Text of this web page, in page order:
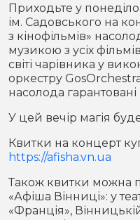
Приходьте у
ім. Садовського на
з кінофільмів»
музикою з усіх
світі чарівника у
оркестру
насолода гарантовані
У цей вечір магія
Квитки на концерт
https://afisha.vn.ua
Також квитки можна
«Афіша Вінниці»: у
«Франція»,